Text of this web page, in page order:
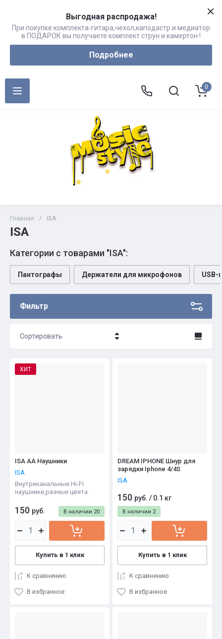
Выгодная распродажа!
При покупке комплекта-гитара,чехол,каподастр и медиатор
в ПОДАРОК вы получаете комплект струн и камертон !
Подробнее
0
Главная / ISA
ISA
Категории с товарами "ISA":
Пантографы Держатели для микрофонов
Фильтр
Сортировать
ХИТ
ISA AA Наушники
ISA
Внутриканальные Hi-Fi
наушники,разные цвета.
В наличии 20
150 руб.
Купить в 1 клик
К сравнению
В избранное
DREAM IPHONE Шнур для
зарядки Iphone 4/4S
ISA
В наличии 2
150 руб. / 0.1 кг
Купить в 1 клик
К сравнению
В избранное